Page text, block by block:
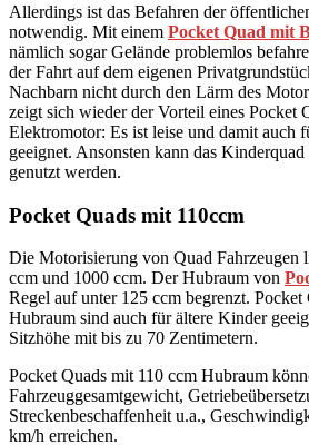
Allerdings ist das Befahren der
notwendig. Mit einem Pocket Quad mit
nämlich sogar Gelände problemlos
der Fahrt auf dem eigenen
Nachbarn nicht durch den Lärm des
zeigt sich wieder der Vorteil eines Pocket
Elektromotor: Es ist leise und damit auch
geeignet. Ansonsten kann das
genutzt werden.
Pocket Quads mit 110ccm
Die Motorisierung von Quad Fahrzeugen
ccm und 1000 ccm. Der Hubraum von
Regel auf unter 125 ccm begrenzt. Pocket
Hubraum sind auch für ältere Kinder
Sitzhöhe mit bis zu 70 Zentimetern.
Pocket Quads mit 110 ccm Hubraum
Fahrzeuggesamtgewicht,
Streckenbeschaffenheit u.a.,
km/h erreichen.